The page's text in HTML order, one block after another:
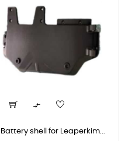

Battery shell for Leaperkim...